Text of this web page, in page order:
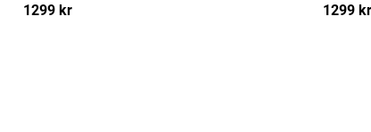
1299 kr 1299 kr